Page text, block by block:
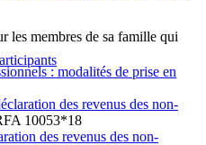
les membres de sa famille qui
: modalités de prise en
des revenus des non-
10053*18
des revenus des non-